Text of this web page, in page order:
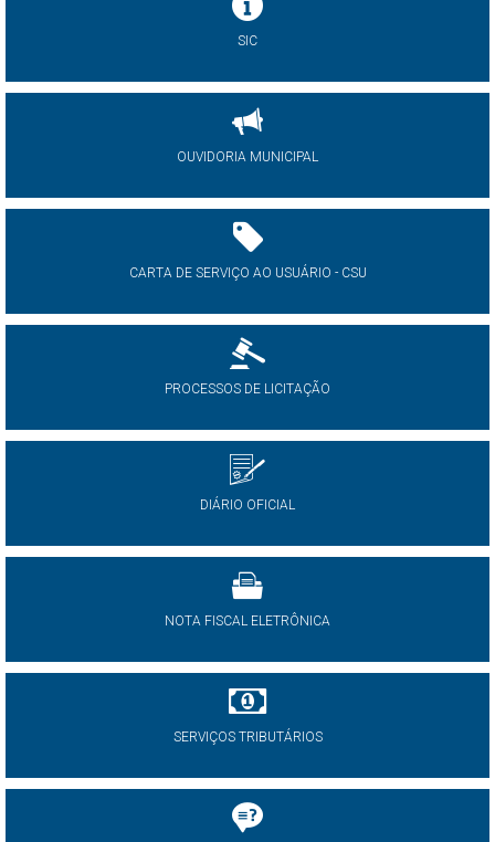
SIC
OUVIDORIA MUNICIPAL
CARTA DE SERVIÇO AO USUÁRIO - CSU
PROCESSOS DE LICITAÇÃO
DIÁRIO OFICIAL
NOTA FISCAL ELETRÔNICA
SERVIÇOS TRIBUTÁRIOS